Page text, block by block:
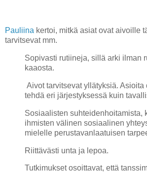
Pauliina kertoi, mitkä asiat ovat aivoille
tarvitsevat mm.
Sopivasti rutiineja, sillä arki ilman
kaaosta.
Aivot tarvitsevat yllätyksiä. Asioita
tehdä eri järjestyksessä kuin
Sosiaalisten suhteidenhoitamista,
ihmisten välinen sosiaalinen
mielelle perustavanlaatuisen
Riittävästi unta ja lepoa.
Tutkimukset osoittavat, että